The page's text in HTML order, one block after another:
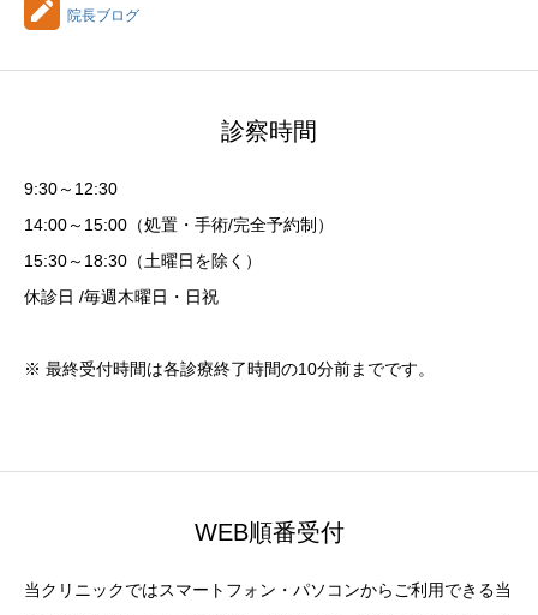
院長ブログ
診察時間
9:30～12:30
14:00～15:00（処置・手術/完全予約制）
15:30～18:30（土曜日を除く）
休診日 /毎週木曜日・日祝
※ 最終受付時間は各診療終了時間の10分前までです。
WEB順番受付
当クリニックではスマートフォン・パソコンからご利用できる当